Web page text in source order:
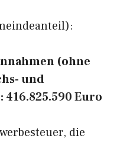
(ohne
und
Euro
die